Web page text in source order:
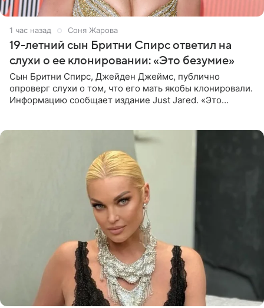
1 час назад Соня Жарова
19-летний сын Бритни Спирс ответил на
слухи о ее клонировании: «Это безумие»
Сын Бритни Спирс, Джейден Джеймс, публично
опроверг слухи о том, что его мать якобы клонировали.
Информацию сообщает издание Just Jared. «Это